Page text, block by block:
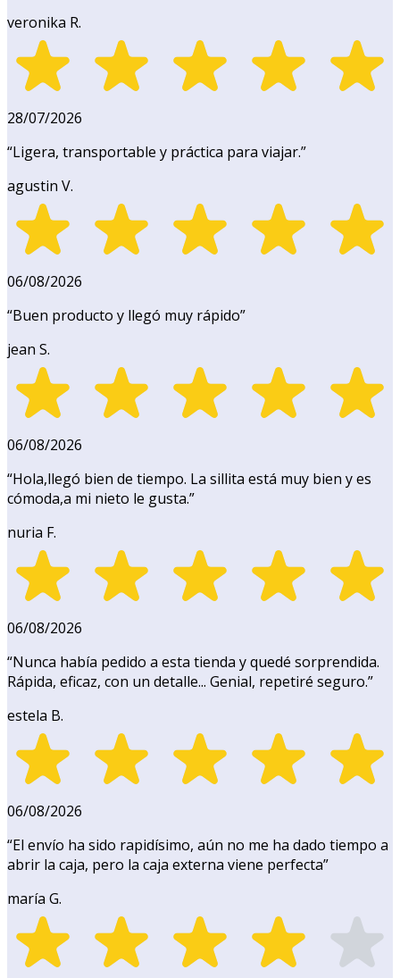
veronika R.
28/07/2026
“Ligera, transportable y práctica para viajar.”
agustin V.
06/08/2026
“Buen producto y llegó muy rápido”
jean S.
06/08/2026
“Hola,llegó bien de tiempo. La sillita está muy bien y es
cómoda,a mi nieto le gusta.”
nuria F.
06/08/2026
“Nunca había pedido a esta tienda y quedé sorprendida.
Rápida, eficaz, con un detalle... Genial, repetiré seguro.”
estela B.
06/08/2026
“El envío ha sido rapidísimo, aún no me ha dado tiempo a
abrir la caja, pero la caja externa viene perfecta”
maría G.